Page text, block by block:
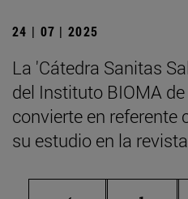
24 | 07 | 2025
La 'Cátedra Sanitas
del Instituto BIOMA
convierte en referente
su estudio en la